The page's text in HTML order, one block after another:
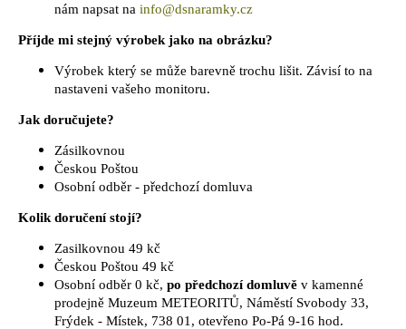
nám napsat na info@dsnaramky.cz
Příjde mi stejný výrobek jako na obrázku?
Výrobek který se může barevně trochu lišit. Závisí to na
nastaveni vašeho monitoru.
Jak doručujete?
Zásilkovnou
Českou Poštou
Osobní odběr - předchozí domluva
Kolik doručení stojí?
Zasilkovnou 49 kč
Českou Poštou 49 kč
Osobní odběr 0 kč, po předchozí domluvě v kamenné
prodejně Muzeum METEORITŮ, Náměstí Svobody 33,
Frýdek - Místek, 738 01, otevřeno Po-Pá 9-16 hod.
b
e
a